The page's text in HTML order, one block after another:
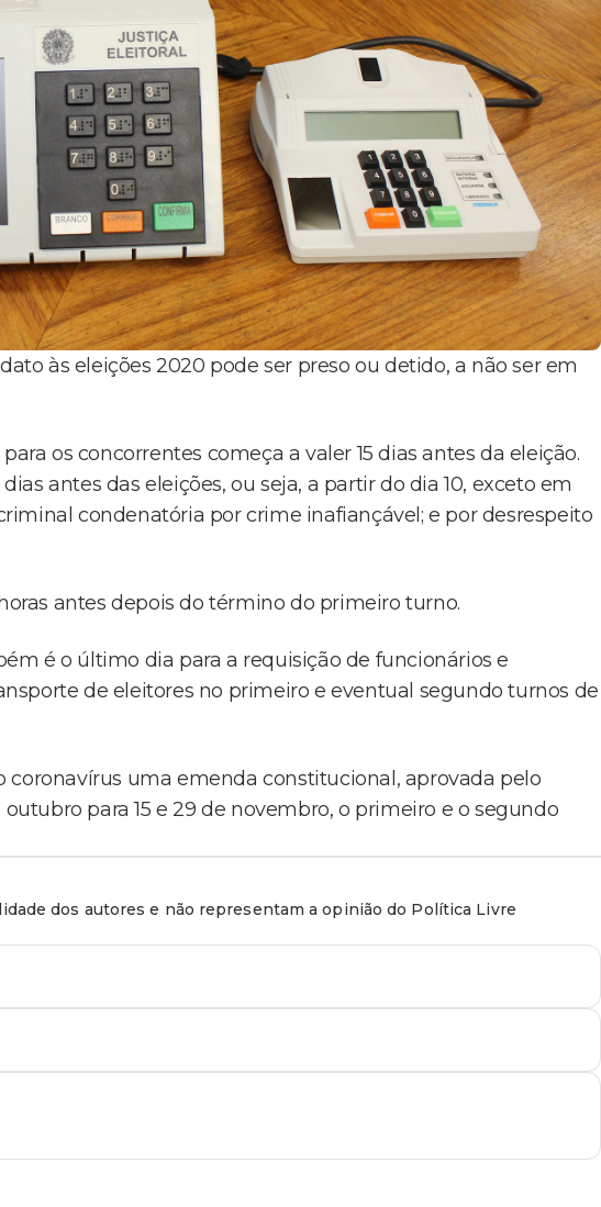
às eleições 2020 pode ser preso ou detido, a não ser em
os concorrentes começa a valer 15 dias antes da eleição.
antes das eleições, ou seja, a partir do dia 10, exceto em
condenatória por crime inafiançável; e por desrespeito
antes depois do término do primeiro turno.
é o último dia para a requisição de funcionários e
de eleitores no primeiro e eventual segundo turnos de
coronavírus uma emenda constitucional, aprovada pelo
para 15 e 29 de novembro, o primeiro e o segundo
dos autores e não representam a opinião do Política Livre